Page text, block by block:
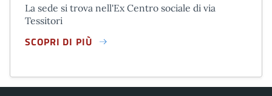
La sede si trova nell'Ex Centro sociale di via
Tessitori
SCOPRI DI PIÙ
SEDE DEL COMITATO DI QUARTIERE